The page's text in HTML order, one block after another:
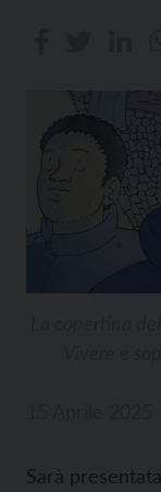
Sarà presentata